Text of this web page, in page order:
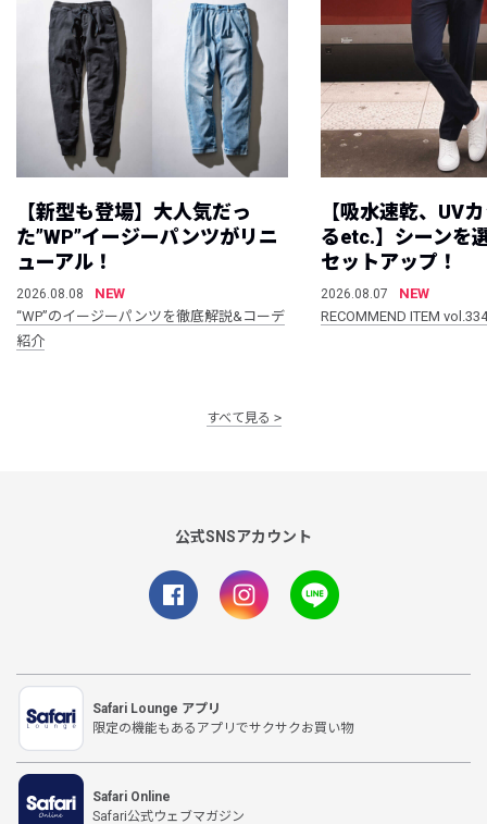
【新型も登場】大人気だっ
た”WP”イージーパンツがリニ
ューアル！
2026.08.08
NEW
“WP”のイージーパンツを徹底解説&コーデ
紹介
【吸水速乾、UV
るetc.】シーンを
セットアップ！
2026.08.07
NEW
RECOMMEND ITEM vol.334
すべて見る
公式SNSアカウント
Safari Lounge アプリ
限定の機能もあるアプリでサクサクお買い物
Safari Online
Safari公式ウェブマガジン